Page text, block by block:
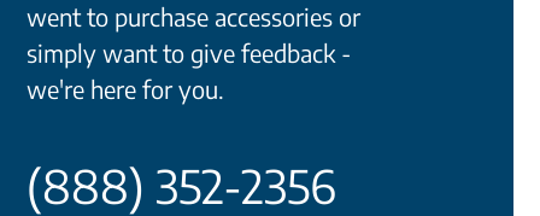
went to purchase accessories or
simply want to give feedback -
we're here for you.
(888) 352-2356